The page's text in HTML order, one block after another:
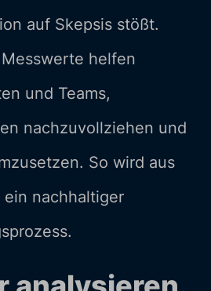
auf Skepsis stößt.
helfen
und Teams,
nachzuvollziehen und
So wird aus
ein nachhaltiger